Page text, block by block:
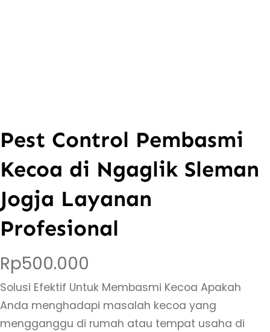
Pest Control Pembasmi
Kecoa di Ngaglik Sleman
Jogja Layanan
Profesional
Rp500.000
Solusi Efektif Untuk Membasmi Kecoa Apakah
Anda menghadapi masalah kecoa yang
mengganggu di rumah atau tempat usaha di